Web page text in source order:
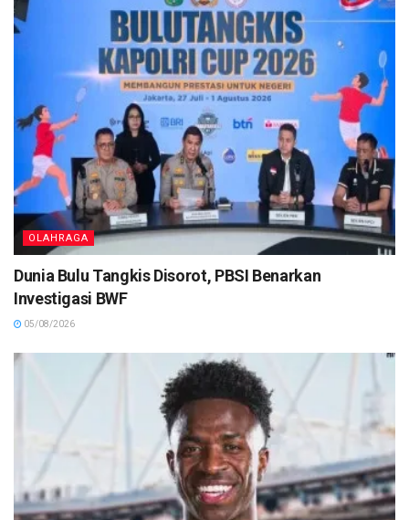
OLAHRAGA
Dunia Bulu Tangkis Disorot, PBSI Benarkan
Investigasi BWF
05/08/2026